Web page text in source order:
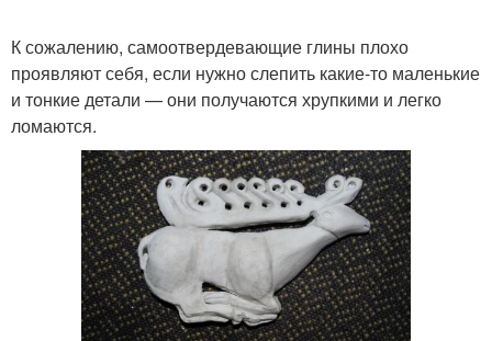
К сожалению, самоотвердевающие глины плохо
проявляют себя, если нужно слепить какие-то маленькие
и тонкие детали — они получаются хрупкими и легко
ломаются.